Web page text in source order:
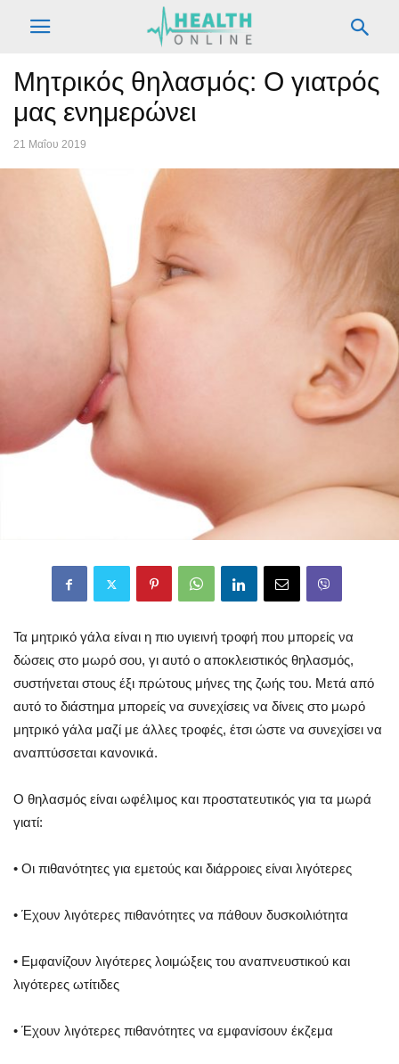
Μητρικός θηλασμός: Ο γιατρός
μας ενημερώνει
21 Μαΐου 2019
Τα μητρικό γάλα είναι η πιο υγιεινή τροφή που μπορείς να
δώσεις στο μωρό σου, γι αυτό ο αποκλειστικός θηλασμός,
συστήνεται στους έξι πρώτους μήνες της ζωής του. Μετά από
αυτό το διάστημα μπορείς να συνεχίσεις να δίνεις στο μωρό
μητρικό γάλα μαζί με άλλες τροφές, έτσι ώστε να συνεχίσει να
αναπτύσσεται κανονικά.
Ο θηλασμός είναι ωφέλιμος και προστατευτικός για τα μωρά
γιατί:
• Οι πιθανότητες για εμετούς και διάρροιες είναι λιγότερες
• Έχουν λιγότερες πιθανότητες να πάθουν δυσκοιλιότητα
• Εμφανίζουν λιγότερες λοιμώξεις του αναπνευστικού και
λιγότερες ωτίτιδες
• Έχουν λιγότερες πιθανότητες να εμφανίσουν έκζεμα